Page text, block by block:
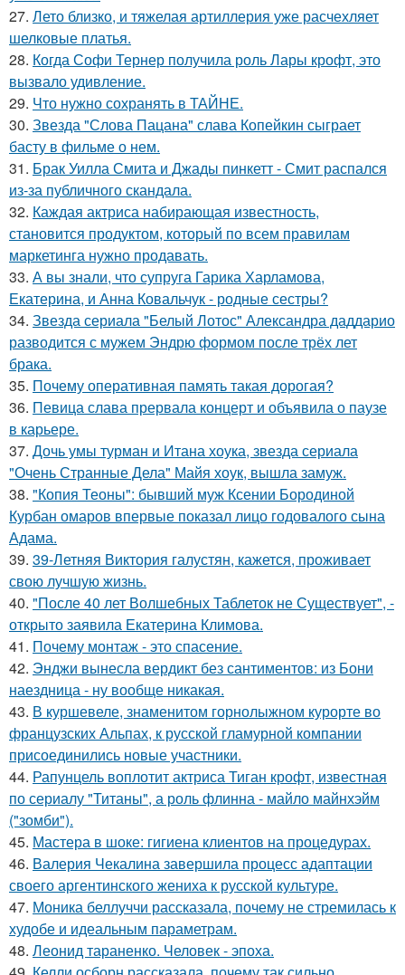
27. Лето близко, и тяжелая артиллерия уже расчехляет
шелковые платья.
28. Когда Софи Тернер получила роль Лары крофт, это
вызвало удивление.
29. Что нужно сохранять в ТАЙНЕ.
30. Звезда "Слова Пацана" слава Копейкин сыграет
басту в фильме о нем.
31. Брак Уилла Смита и Джады пинкетт - Смит распался
из-за публичного скандала.
32. Каждая актриса набирающая известность,
становится продуктом, который по всем правилам
маркетинга нужно продавать.
33. А вы знали, что супруга Гарика Харламова,
Екатерина, и Анна Ковальчук - родные сестры?
34. Звезда сериала "Белый Лотос" Александра даддарио
разводится с мужем Эндрю формом после трёх лет
брака.
35. Почему оперативная память такая дорогая?
36. Певица слава прервала концерт и объявила о паузе
в карьере.
37. Дочь умы турман и Итана хоука, звезда сериала
"Очень Странные Дела" Майя хоук, вышла замуж.
38. "Копия Теоны": бывший муж Ксении Бородиной
Курбан омаров впервые показал лицо годовалого сына
Адама.
39. 39-Летняя Виктория галустян, кажется, проживает
свою лучшую жизнь.
40. "После 40 лет Волшебных Таблеток не Существует", -
открыто заявила Екатерина Климова.
41. Почему монтаж - это спасение.
42. Энджи вынесла вердикт без сантиментов: из Бони
наездница - ну вообще никакая.
43. В куршевеле, знаменитом горнолыжном курорте во
французских Альпах, к русской гламурной компании
присоединились новые участники.
44. Рапунцель воплотит актриса Тиган крофт, известная
по сериалу "Титаны", а роль флинна - майло майнхэйм
("зомби").
45. Мастера в шоке: гигиена клиентов на процедурах.
46. Валерия Чекалина завершила процесс адаптации
своего аргентинского жениха к русской культуре.
47. Моника беллуччи рассказала, почему не стремилась к
худобе и идеальным параметрам.
48. Леонид тараненко. Человек - эпоха.